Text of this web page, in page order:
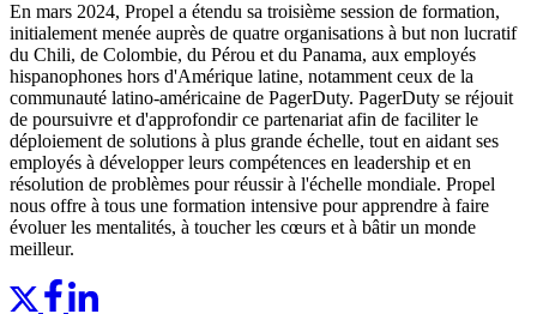
En mars 2024, Propel a étendu sa troisième session de formation,
initialement menée auprès de quatre organisations à but non lucratif
du Chili, de Colombie, du Pérou et du Panama, aux employés
hispanophones hors d'Amérique latine, notamment ceux de la
communauté latino-américaine de PagerDuty. PagerDuty se réjouit
de poursuivre et d'approfondir ce partenariat afin de faciliter le
déploiement de solutions à plus grande échelle, tout en aidant ses
employés à développer leurs compétences en leadership et en
résolution de problèmes pour réussir à l'échelle mondiale. Propel
nous offre à tous une formation intensive pour apprendre à faire
évoluer les mentalités, à toucher les cœurs et à bâtir un monde
meilleur.